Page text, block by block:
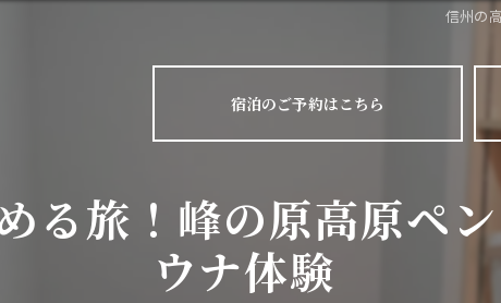
信州の
宿泊のご予約はこちら
る旅！峰の原高原ペ
ウナ体験